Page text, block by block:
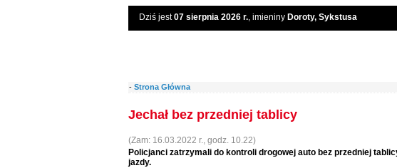
Dziś jest07 sierpnia 2026 r., imieniny Doroty, Sykstusa
- Strona Główna
Jechał bez przedniej tablicy
(Zam: 16.03.2022 r., godz. 10.22)
Policjanci zatrzymali do kontroli drogowej auto bez przedniej
jazdy.